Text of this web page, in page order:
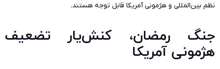
نظم بین‌المللی و هژمونی آمریکا قابل توجه هستند.
جنگ رمضان، کنش‌یار تضعیف
هژمونی آمریکا